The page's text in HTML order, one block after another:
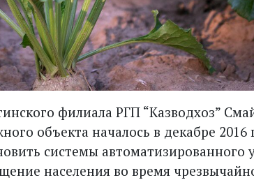
филиала РГП “Казводхоз”
объекта началось в декабре 2016
системы автоматизированного
населения во время